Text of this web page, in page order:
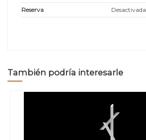
Reserva
Desactivada
También podría interesarle